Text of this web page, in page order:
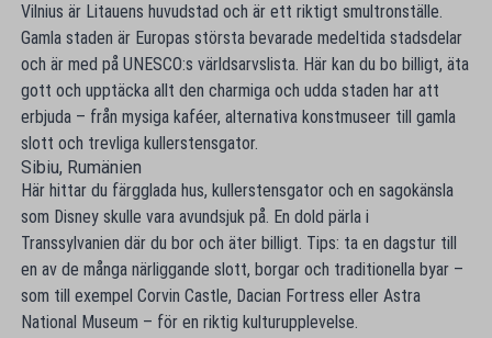
Vilnius är Litauens huvudstad och är ett riktigt smultronställe.
Gamla staden är Europas största bevarade medeltida stadsdelar
och är med på UNESCO:s världsarvslista. Här kan du bo billigt, äta
gott och upptäcka allt den charmiga och udda staden har att
erbjuda – från mysiga kaféer, alternativa konstmuseer till gamla
slott och trevliga kullerstensgator.
Sibiu, Rumänien
Här hittar du färgglada hus, kullerstensgator och en sagokänsla
som Disney skulle vara avundsjuk på. En dold pärla i
Transsylvanien där du bor och äter billigt. Tips: ta en dagstur till
en av de många närliggande slott, borgar och traditionella byar –
som till exempel Corvin Castle, Dacian Fortress eller Astra
National Museum – för en riktig kulturupplevelse.